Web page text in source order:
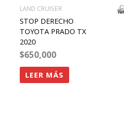
LAND CRUISER
STOP DERECHO
TOYOTA PRADO TX
2020
$650,000
LEER MÁS